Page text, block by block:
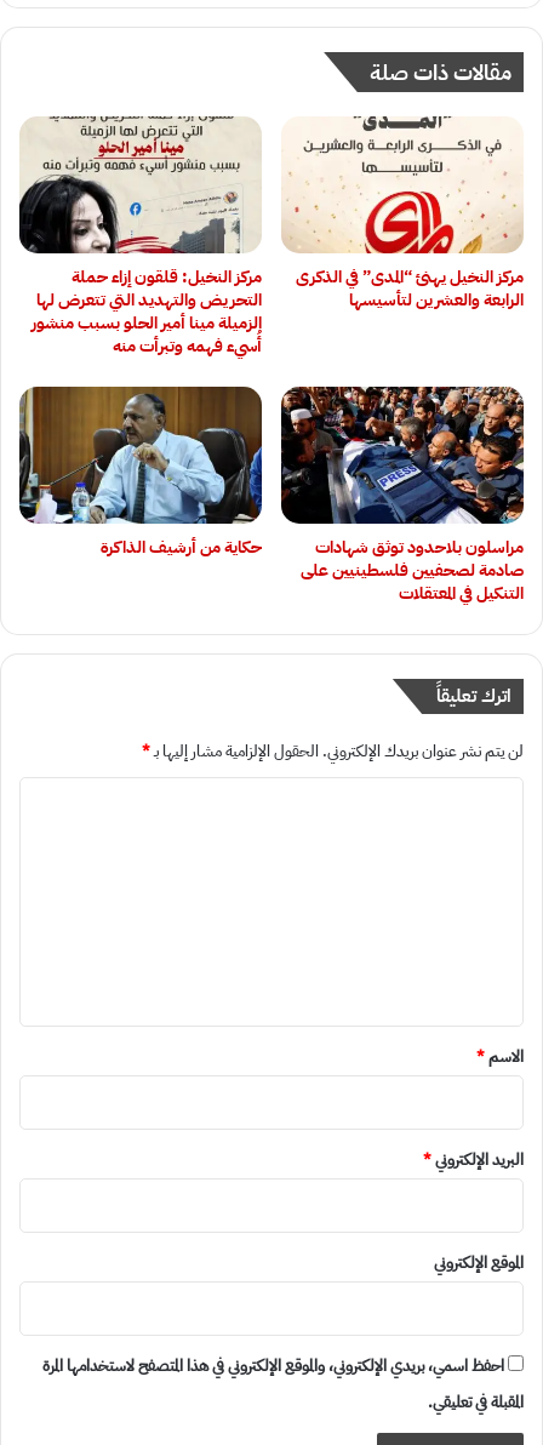
مقالات ذات صلة
مركز النخيل يهنئ “المدى” في الذكرى
الرابعة والعشرين لتأسيسها
مركز النخيل: قلقون إزاء حملة
التحريض والتهديد التي تتعرض لها
الزميلة مينا أمير الحلو بسبب منشور
أُسيء فهمه وتبرأت منه
‏مراسلون بلاحدود توثق شهادات
صادمة لصحفيين فلسطينيين على
التنكيل في المعتقلات
حكاية من أرشيف الذاكرة
اترك تعليقاً
لن يتم نشر عنوان بريدك الإلكتروني. الحقول الإلزامية مشار إليها بـ*
*
الاسم*
البريد الإلكتروني*
الموقع الإلكتروني
احفظ اسمي، بريدي الإلكتروني، والموقع الإلكتروني في هذا المتصفح لاستخدامها المرة
المقبلة في تعليقي.